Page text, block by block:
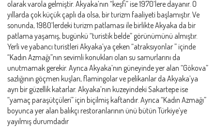
olarak varola gelmiştir. Akyaka’nın “keşfi” ise 1970’lere dayanır. O
yıllarda çok küçük çaplı da olsa, bir turizm faaliyeti başlamıştır. Ve
sonunda, 1980’lerdeki turizm patlaması ile birlikte Akyaka da bir
patlama yaşamış, bugünkü “turistik belde” görünümünü almıştır.
Yerli ve yabancı turistleri Akyaka’ya çeken “atraksıyonlar ” içinde
“Kadın Azmağı”nın sevimli konukları olan su samurlarını da
unutmamak gerekir. Ayrıca Akyaka’nın güneyinde yer alan “Gökova”
sazlığının göçmen kuşları, flamingolar ve pelikanlar da Akyaka’ya
ayrı bir güzellik katarlar. Akyaka’nın kuzeyindeki Sakartepe ise
“yamaç paraşütçüleri” için biçilmiş kaftandır. Ayrıca “Kadın Azmağı”
boyunca yer alan balıkçı restoranlarının ünü bütün Türkiye’ye
yayılmış durumdadır